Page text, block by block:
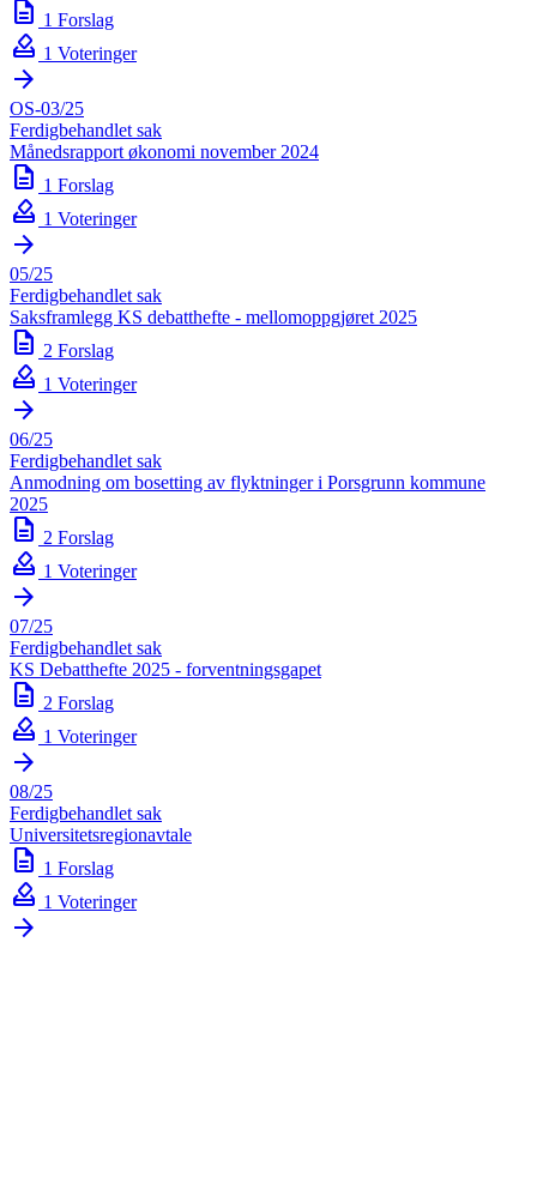
description 1 Forslag
how_to_vote 1 Voteringer
arrow_forward
OS-03/25
Ferdigbehandlet sak
Månedsrapport økonomi november 2024
description 1 Forslag
how_to_vote 1 Voteringer
arrow_forward
05/25
Ferdigbehandlet sak
Saksframlegg KS debatthefte - mellomoppgjøret 2025
description 2 Forslag
how_to_vote 1 Voteringer
arrow_forward
06/25
Ferdigbehandlet sak
Anmodning om bosetting av flyktninger i Porsgrunn kommune
2025
description 2 Forslag
how_to_vote 1 Voteringer
arrow_forward
07/25
Ferdigbehandlet sak
KS Debatthefte 2025 - forventningsgapet
description 2 Forslag
how_to_vote 1 Voteringer
arrow_forward
08/25
Ferdigbehandlet sak
Universitetsregionavtale
description 1 Forslag
how_to_vote 1 Voteringer
arrow_forward